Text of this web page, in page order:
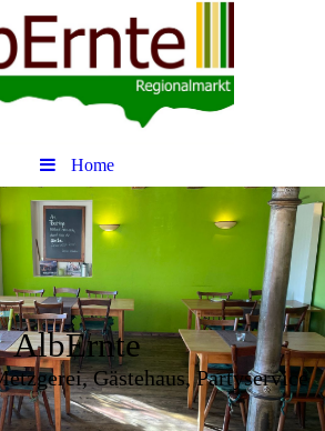
Home
AlbErnte
Gästehaus, Partyservice